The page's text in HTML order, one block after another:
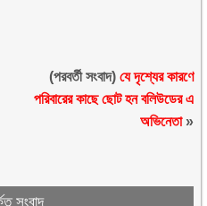
(পরবর্তী সংবাদ) যে দৃশ্যের কারণে
পরিবারের কাছে ছোট হন বলিউডের এ
অভিনেতা»
সংবাদ